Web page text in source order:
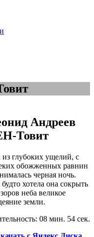
Андреев
Товит
из глубоких ущелий, с
обожженных равнин
черная ночь.
хотела она сокрыть
неба великое
земли.
08 мин. 54 сек.